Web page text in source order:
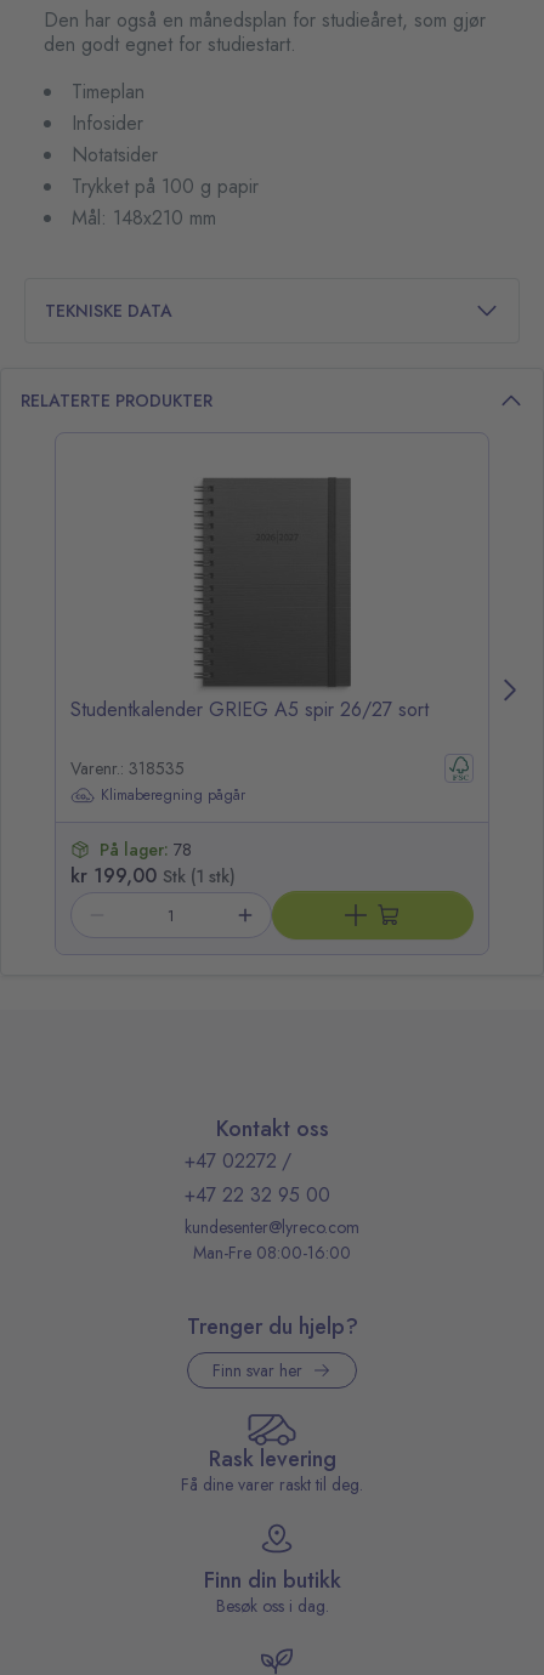
Den har også en månedsplan for studieåret, som gjør
den godt egnet for studiestart.
Timeplan
Infosider
Notatsider
Trykket på 100 g papir
Mål: 148x210 mm
TEKNISKE DATA
RELATERTE PRODUKTER
Studentkalender GRIEG A5 spir 26/27 sort
Varenr.: 318535
Klimaberegning pågår
På lager: 78
kr 199,00 Stk (1 stk)
Kontakt oss
+47 02272 /
+47 22 32 95 00
kundesenter@lyreco.com
Man-Fre 08:00-16:00
Trenger du hjelp?
Finn svar her
Rask levering
Få dine varer raskt til deg.
Finn din butikk
Besøk oss i dag.